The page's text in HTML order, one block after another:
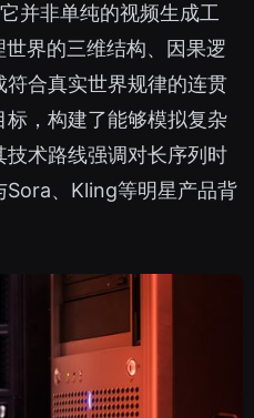
并非单纯的视频生成工
界的三维结构、因果逻
合真实世界规律的连贯
，构建了能够模拟复杂
术路线强调对长序列时
Sora、Kling等明星产品背